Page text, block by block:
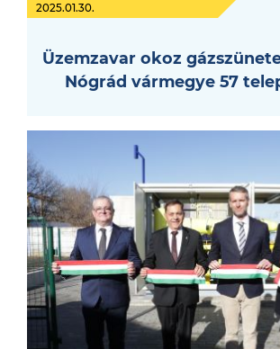
2025.01.30.
Üzemzavar okoz
Nógrád vármegye 57